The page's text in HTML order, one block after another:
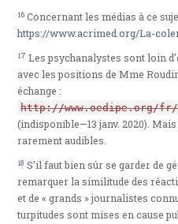
16 Concernant les médias à ce
https://www.acrimed.org/La-
17 Les psychanalystes sont loin
avec les positions de Mme
échange :
http://www.oedipe.org/
(indisponible—13 janv. 2020).
rarement audibles.
18 S’il faut bien sûr se garder de
remarquer la similitude des
et de « grands » journalistes
turpitudes sont mises en cause